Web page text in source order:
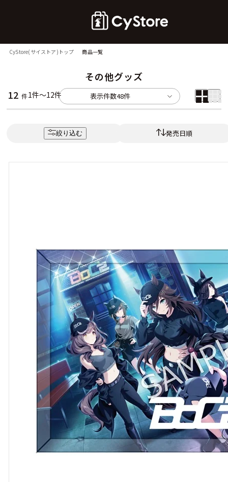
CyStore(サイストア)トップ 商品一覧
その他グッズ
12 件1件～12件 表示件数48件
絞り込む 発売日順